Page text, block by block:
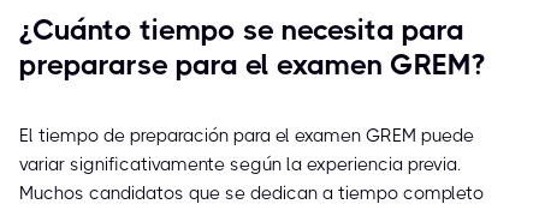
¿Cuánto tiempo se necesita para
prepararse para el examen GREM?
El tiempo de preparación para el examen GREM puede
variar significativamente según la experiencia previa.
Muchos candidatos que se dedican a tiempo completo